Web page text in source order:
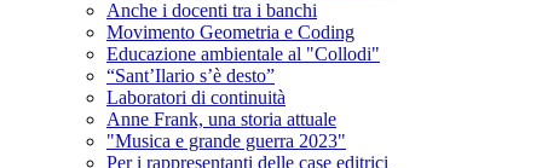
Anche i docenti tra i banchi
Movimento Geometria e Coding
Educazione ambientale al "Collodi"
“Sant’Ilario s’è desto”
Laboratori di continuità
Anne Frank, una storia attuale
"Musica e grande guerra 2023"
Per i rappresentanti delle case editrici